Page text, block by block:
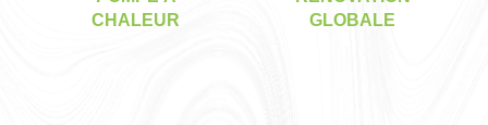
CHALEUR
GLOBALE